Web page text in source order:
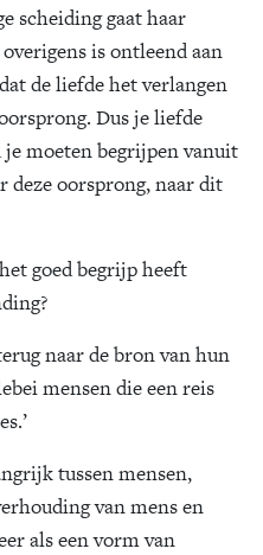
scheiding gaat haar
is ontleend aan
de liefde het verlangen
Dus je liefde
moeten begrijpen vanuit
deze oorsprong, naar dit
goed begrijp heeft
naar de bron van hun
mensen die een reis
tussen mensen,
van mens en
als een vorm van